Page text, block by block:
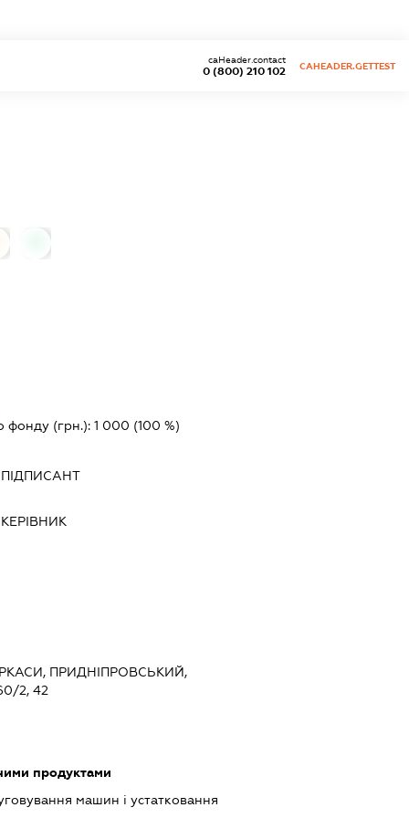
0 (800) 210 102
caHeader.contact
CAHEADER.GETTEST
фонду (грн.):1 000 (100 %)
ПІДПИСАНТ
КЕРІВНИК
ПРИДНІПРОВСЬКИЙ,
2, 42
продуктами
машин і устатковання